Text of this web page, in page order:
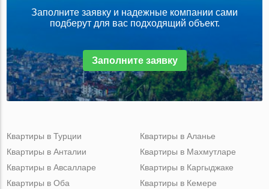
Заполните заявку и надежные компании сами
подберут для вас подходящий объект.
Заполните заявку
Квартиры в Турции
Квартиры в Анталии
Квартиры в Авсалларе
Квартиры в Оба
Квартиры в Аланье
Квартиры в Махмутларе
Квартиры в Каргыджаке
Квартиры в Кемере